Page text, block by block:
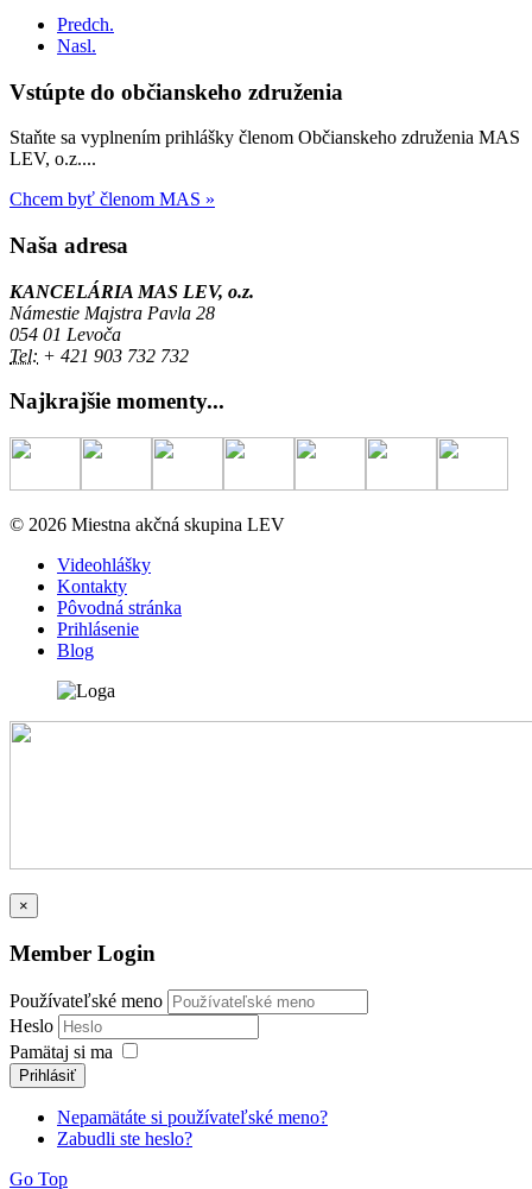
Predch.
Nasl.
Vstúpte do občianskeho združenia
Staňte sa vyplnením prihlášky členom Občianskeho združenia MAS
LEV, o.z....
Chcem byť členom MAS »
Naša adresa
KANCELÁRIA MAS LEV, o.z.
Námestie Majstra Pavla 28
054 01 Levoča
Tel: + 421 903 732 732
Najkrajšie momenty...
© 2026 Miestna akčná skupina LEV
Videohlášky
Kontakty
Pôvodná stránka
Prihlásenie
Blog
×
Member Login
Používateľské meno
Heslo
Pamätaj si ma
Prihlásiť
Nepamätáte si používateľské meno?
Zabudli ste heslo?
Go Top